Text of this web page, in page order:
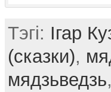
Тэгі: Ігар
(сказки),
мядзьведзь